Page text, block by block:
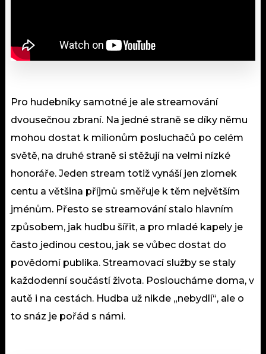
Pro hudebníky samotné je ale streamování
dvousečnou zbraní. Na jedné straně se díky němu
mohou dostat k milionům posluchačů po celém
světě, na druhé straně si stěžují na velmi nízké
honoráře. Jeden stream totiž vynáší jen zlomek
centu a většina příjmů směřuje k těm největším
jménům. Přesto se streamování stalo hlavním
způsobem, jak hudbu šířit, a pro mladé kapely je
často jedinou cestou, jak se vůbec dostat do
povědomí publika. Streamovací služby se staly
každodenní součástí života. Posloucháme doma, v
autě i na cestách. Hudba už nikde „nebydlí“, ale o
to snáz je pořád s námi.